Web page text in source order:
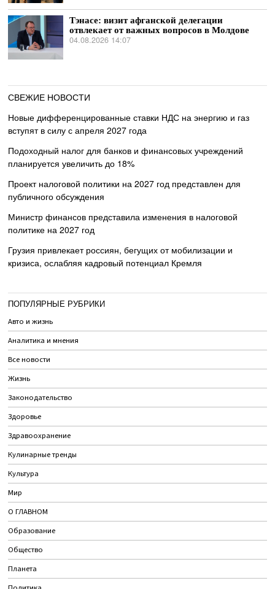
Тэнасе: визит афганской делегации
отвлекает от важных вопросов в Молдове
04.08.2026 14:07
СВЕЖИЕ НОВОСТИ
Новые дифференцированные ставки НДС на энергию и газ
вступят в силу с апреля 2027 года
Подоходный налог для банков и финансовых учреждений
планируется увеличить до 18%
Проект налоговой политики на 2027 год представлен для
публичного обсуждения
Министр финансов представила изменения в налоговой
политике на 2027 год
Грузия привлекает россиян, бегущих от мобилизации и
кризиса, ослабляя кадровый потенциал Кремля
ПОПУЛЯРНЫЕ РУБРИКИ
Авто и жизнь
Аналитика и мнения
Все новости
Жизнь
Законодательство
Здоровье
Здравоохранение
Кулинарные тренды
Культура
Мир
О ГЛАВНОМ
Образование
Общество
Планета